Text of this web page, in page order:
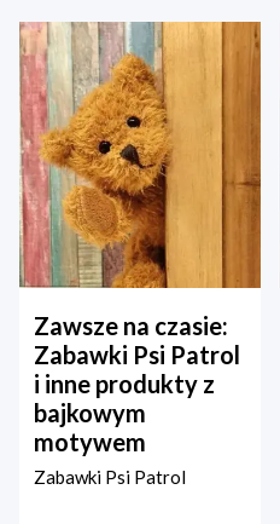
Zawsze na czasie:
Zabawki Psi Patrol
i inne produkty z
bajkowym
motywem
Zabawki Psi Patrol